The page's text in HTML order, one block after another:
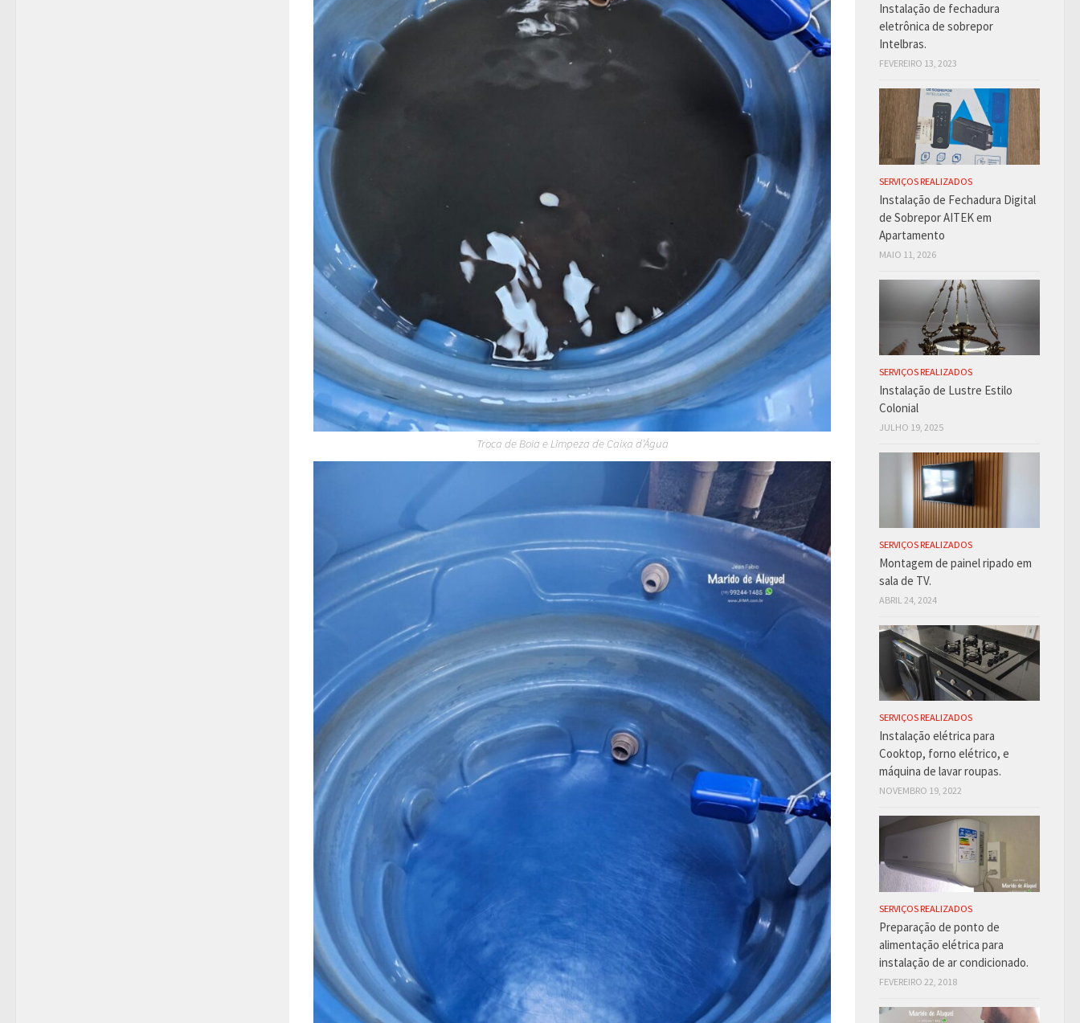
Troca de Boia e Limpeza de Caixa d’Água
Instalação de fechadura
eletrônica de sobrepor
Intelbras.
FEVEREIRO 13, 2023
SERVIÇOS REALIZADOS
Instalação de Fechadura Digital
de Sobrepor AITEK em
Apartamento
MAIO 11, 2026
SERVIÇOS REALIZADOS
Instalação de Lustre Estilo
Colonial
JULHO 19, 2025
SERVIÇOS REALIZADOS
Montagem de painel ripado em
sala de TV.
ABRIL 24, 2024
SERVIÇOS REALIZADOS
Instalação elétrica para
Cooktop, forno elétrico, e
máquina de lavar roupas.
NOVEMBRO 19, 2022
SERVIÇOS REALIZADOS
Preparação de ponto de
alimentação elétrica para
instalação de ar condicionado.
FEVEREIRO 22, 2018